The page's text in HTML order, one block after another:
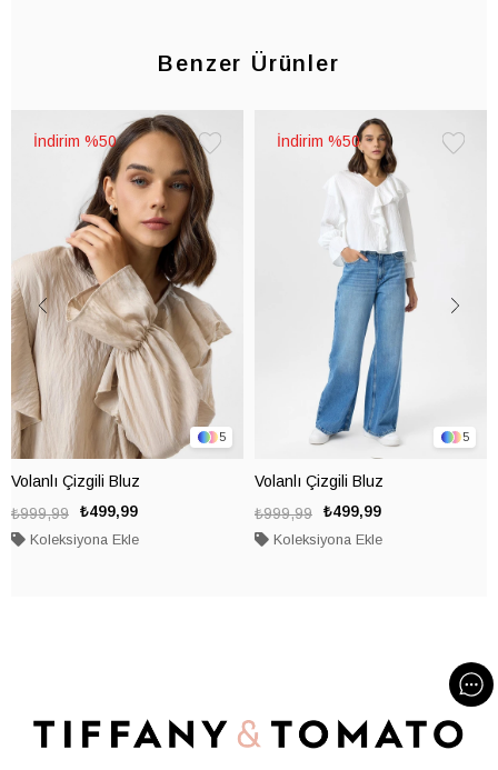
Benzer Ürünler
5
Volanlı Çizgili Bluz
₺499,99
₺999,99
Koleksiyona Ekle
Favorilere
Ekle
%50
5
Volanlı Çizgili Bluz
₺499,99
₺999,99
Koleksiyona Ekle
%50